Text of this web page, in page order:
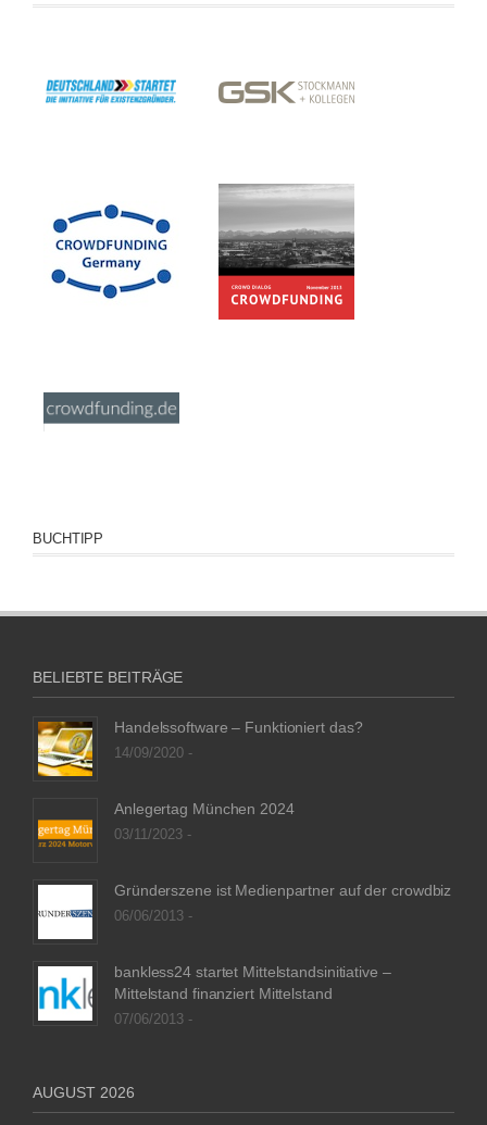
BUCHTIPP
BELIEBTE BEITRÄGE
Handelssoftware – Funktioniert das?
14/09/2020 -
Anlegertag München 2024
03/11/2023 -
Gründerszene ist Medienpartner auf der crowdbiz
06/06/2013 -
bankless24 startet Mittelstandsinitiative –
Mittelstand finanziert Mittelstand
07/06/2013 -
AUGUST 2026